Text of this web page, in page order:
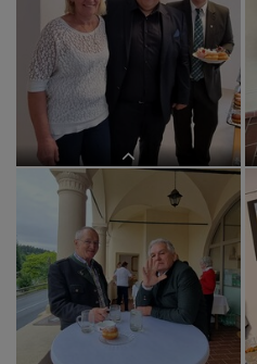
im BEGEGNUNGSzentrum
im BEGEGNUNGSzentrum